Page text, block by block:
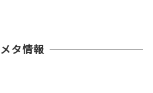
メタ情報